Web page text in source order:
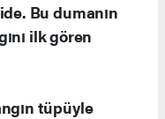
Bu dumanın
ilk gören
tüpüyle